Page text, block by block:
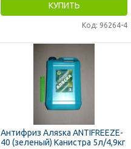
КУПИТЬ
Код: 96264-4
Антифриз Аляsка ANTIFREEZE-
40 (зеленый) Канистра 5л/4,9кг